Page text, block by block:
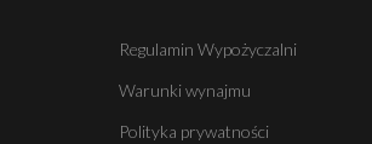
Regulamin Wypożyczalni
Warunki wynajmu
Polityka prywatności